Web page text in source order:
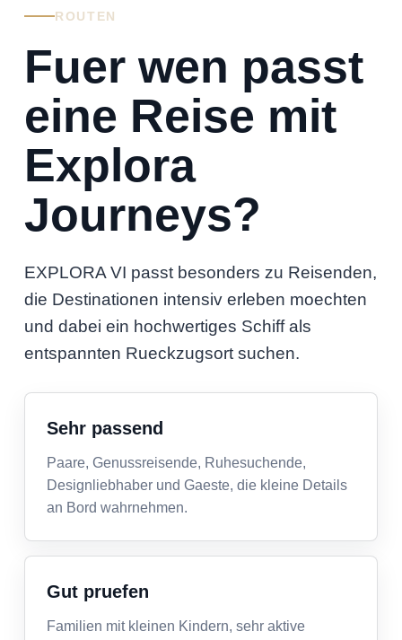
ROUTEN
Fuer wen passt
eine Reise mit
Explora
Journeys?
EXPLORA VI passt besonders zu Reisenden,
die Destinationen intensiv erleben moechten
und dabei ein hochwertiges Schiff als
entspannten Rueckzugsort suchen.
Sehr passend
Paare, Genussreisende, Ruhesuchende,
Designliebhaber und Gaeste, die kleine Details
an Bord wahrnehmen.
Gut pruefen
Familien mit kleinen Kindern, sehr aktive